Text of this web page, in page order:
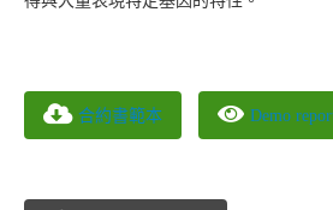
合約書範本 Demo